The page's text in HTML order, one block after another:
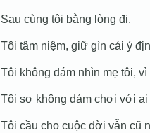
Sau cùng tôi bằng lòng đi.
Tôi tâm niệm, giữ gìn cái ý
Tôi không dám nhìn mẹ tôi,
Tôi sợ không dám chơi với
Tôi cầu cho cuộc đời vẫn cũ